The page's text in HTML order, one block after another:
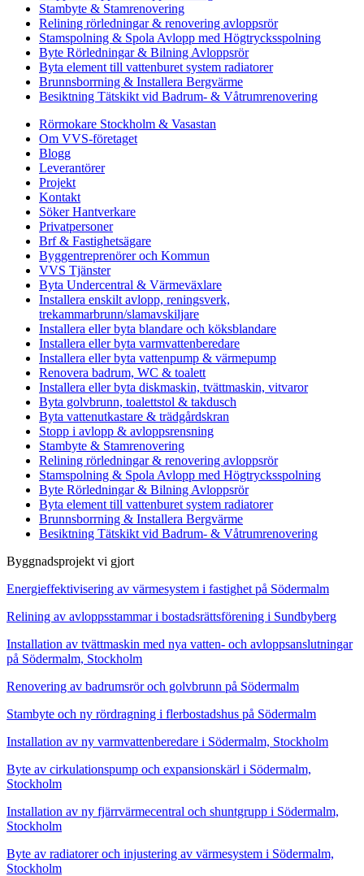
Stambyte & Stamrenovering
Relining rörledningar & renovering avloppsrör
Stamspolning & Spola Avlopp med Högtrycksspolning
Byte Rörledningar & Bilning Avloppsrör
Byta element till vattenburet system radiatorer
Brunnsborrning & Installera Bergvärme
Besiktning Tätskikt vid Badrum- & Våtrumrenovering
Rörmokare Stockholm & Vasastan
Om VVS-företaget
Blogg
Leverantörer
Projekt
Kontakt
Söker Hantverkare
Privatpersoner
Brf & Fastighetsägare
Byggentreprenörer och Kommun
VVS Tjänster
Byta Undercentral & Värmeväxlare
Installera enskilt avlopp, reningsverk,
trekammarbrunn/slamavskiljare
Installera eller byta blandare och köksblandare
Installera eller byta varmvattenberedare
Installera eller byta vattenpump & värmepump
Renovera badrum, WC & toalett
Installera eller byta diskmaskin, tvättmaskin, vitvaror
Byta golvbrunn, toalettstol & takdusch
Byta vattenutkastare & trädgårdskran
Stopp i avlopp & avloppsrensning
Stambyte & Stamrenovering
Relining rörledningar & renovering avloppsrör
Stamspolning & Spola Avlopp med Högtrycksspolning
Byte Rörledningar & Bilning Avloppsrör
Byta element till vattenburet system radiatorer
Brunnsborrning & Installera Bergvärme
Besiktning Tätskikt vid Badrum- & Våtrumrenovering
Byggnadsprojekt vi gjort
Energieffektivisering av värmesystem i fastighet på Södermalm
Relining av avloppsstammar i bostadsrättsförening i Sundbyberg
Installation av tvättmaskin med nya vatten- och avloppsanslutningar
på Södermalm, Stockholm
Renovering av badrumsrör och golvbrunn på Södermalm
Stambyte och ny rördragning i flerbostadshus på Södermalm
Installation av ny varmvattenberedare i Södermalm, Stockholm
Byte av cirkulationspump och expansionskärl i Södermalm,
Stockholm
Installation av ny fjärrvärmecentral och shuntgrupp i Södermalm,
Stockholm
Byte av radiatorer och injustering av värmesystem i Södermalm,
Stockholm